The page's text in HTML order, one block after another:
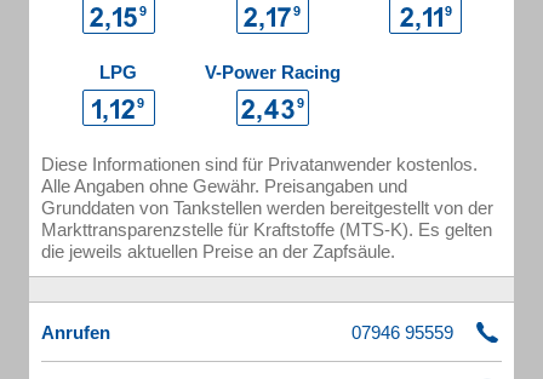
LPG V-Power Racing
Diese Informationen sind für Privatanwender kostenlos.
Alle Angaben ohne Gewähr. Preisangaben und
Grunddaten von Tankstellen werden bereitgestellt von der
Markttransparenzstelle für Kraftstoffe (MTS-K). Es gelten
die jeweils aktuellen Preise an der Zapfsäule.
Anrufen